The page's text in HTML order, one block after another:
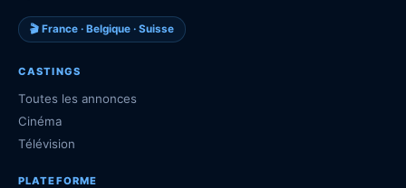
🎬 France · Belgique · Suisse
CASTINGS
Toutes les annonces
Cinéma
Télévision
PLATEFORME